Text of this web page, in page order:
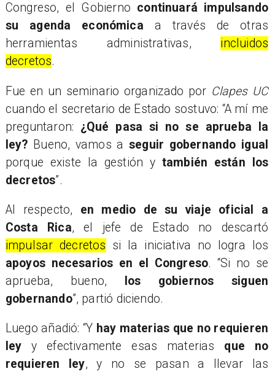
Congreso, el Gobierno continuará impulsando
su agenda económica a través de otras
herramientas administrativas, incluidos
decretos.
Fue en un seminario organizado por Clapes UC
cuando el secretario de Estado sostuvo: “A mí me
preguntaron: ¿Qué pasa si no se aprueba la
ley? Bueno, vamos aseguir gobernando igual
porque existe la gestión y también están los
decretos”.
Al respecto, en medio de su viaje oficial a
Costa Rica, el jefe de Estado no descartó
impulsar decretos si la iniciativa no logra los
apoyos necesarios en el Congreso. “Si no se
aprueba, bueno,
los gobiernos siguen
gobernando”, partió diciendo.
Luego añadió: “Y hay materias que no requieren
ley y efectivamente esas materias que no
requieren ley, y no se pasan a llevar las